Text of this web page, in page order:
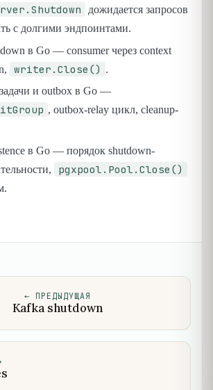
дожидается запросов
с долгими эндпоинтами.
в Go — consumer через context
writer.Close() .
и outbox в Go —
, outbox-relay цикл, cleanup-
в Go — порядок shutdown-
pgxpool.Pool.Close()
← ПРЕДЫДУЩАЯ
Kafka shutdown